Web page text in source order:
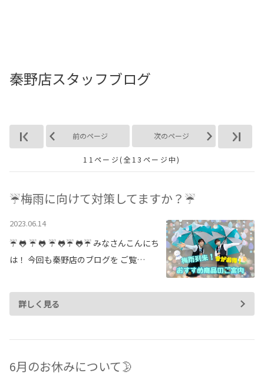
中古車を探す
新車購入ガイド
お得情報
地域応援活動
採用情報
法人のお客様
各種予約
事故・故障受付センター
秦野店スタッフブログ
前のページ 次のページ
11ページ(全13ページ中)
☔梅雨に向けて対策してますか？☔
2023.06.14
☔ 🐸 ☔ 🐸 ☔ 🐸☔ 🐸☔ みなさんこんにち
は！ 今回も秦野店のブログを ご覧…
詳しく見る
6月のお休みについて🌛